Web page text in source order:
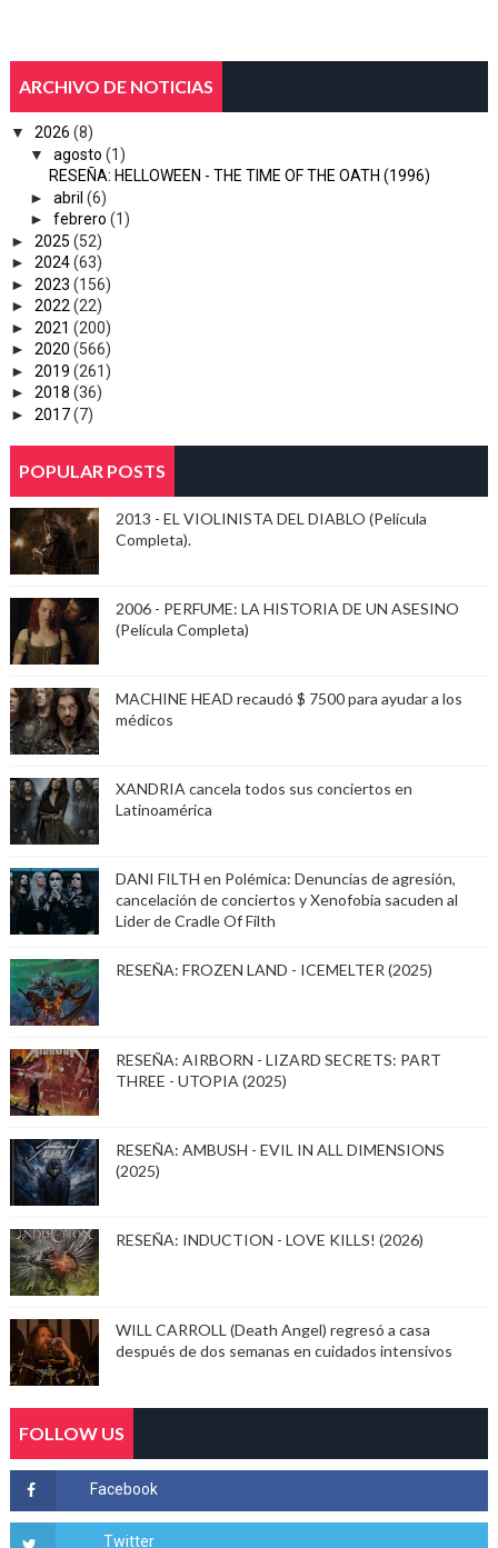
ARCHIVO DE NOTICIAS
▼ 2026 (8)
▼
agosto (1)
RESEÑA: HELLOWEEN - THE TIME OF THE OATH (1996)
► abril (6)
► febrero (1)
► 2025 (52)
► 2024(63)
► 2023 (156)
► 2022(22)
► 2021 (200)
► 2020 (566)
► 2019 (261)
► 2018 (36)
► 2017(7)
POPULAR POSTS
2013 - EL VIOLINISTA DEL DIABLO (Película
Completa).
2006 - PERFUME: LA HISTORIA DE UN ASESINO
(Película Completa)
MACHINE HEAD recaudó $ 7500 para ayudar a los
médicos
XANDRIA cancela todos sus conciertos en
Latinoamérica
DANI FILTH en Polémica: Denuncias de agresión,
cancelación de conciertos y Xenofobia sacuden al
Lider de Cradle Of Filth
RESEÑA: FROZEN LAND - ICEMELTER (2025)
RESEÑA: AIRBORN - LIZARD SECRETS: PART
THREE - UTOPIA (2025)
RESEÑA: AMBUSH - EVIL IN ALL DIMENSIONS
(2025)
RESEÑA: INDUCTION - LOVE KILLS! (2026)
WILL CARROLL (Death Angel) regresó a casa
después de dos semanas en cuidados intensivos
FOLLOW US